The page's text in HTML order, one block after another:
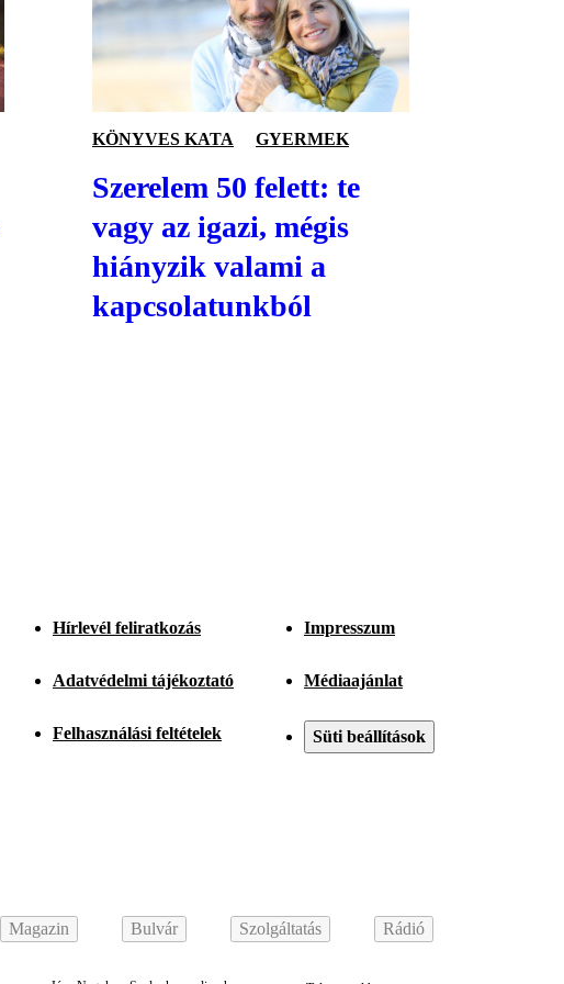
KÖNYVES KATA GYERMEK
Szerelem 50 felett: te
vagy az igazi, mégis
hiányzik valami a
kapcsolatunkból
Hírlevél feliratkozás Impresszum
Adatvédelmi tájékoztató Médiaajánlat
Felhasználási feltételek Süti beállítások
Magazin Bulvár Szolgáltatás Rádió